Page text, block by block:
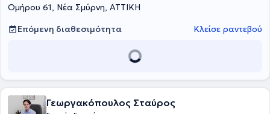
Ομήρου 61, Νέα Σμύρνη, ΑΤΤΙΚΗ
Επόμενη διαθεσιμότητα
Κλείσε ραντεβού
Γεωργακόπουλος Σταύρος